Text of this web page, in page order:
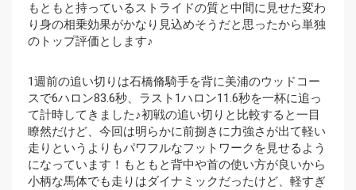
もともと持っているストライドの質と中間に見せた変わ
り身の相乗効果がかなり見込めそうだと思ったから単独
のトップ評価とします♪
1週前の追い切りは石橋脩騎手を背に美浦のウッドコー
スで6ハロン83.6秒、ラスト1ハロン11.6秒を一杯に追っ
て計時してきました♪初戦の追い切りと比較すると一目
瞭然だけど、今回は明らかに前捌きに力強さが出て軽い
走りというよりもパワフルなフットワークを見せるよう
になっています！もともと背中や首の使い方が良いから
小柄な馬体でも走りはダイナミックだったけど、軽すぎ